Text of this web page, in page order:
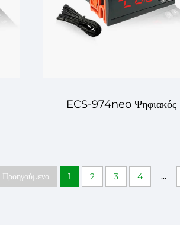
Θέρμανσης
ECS-974neo Ψηφιακός
Προηγμένος Ελεγχός
Προηγούμενο 1 2 3 4 ...